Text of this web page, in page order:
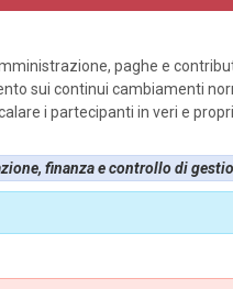
paghe e
sui continui cambiamenti
i partecipanti in veri e
finanza e controllo di